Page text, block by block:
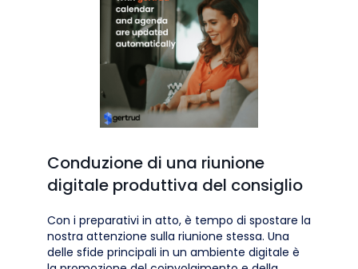
Conduzione di una riunione
digitale produttiva del consiglio
Con i preparativi in atto, è tempo di spostare la
nostra attenzione sulla riunione stessa. Una
delle sfide principali in un ambiente digitale è